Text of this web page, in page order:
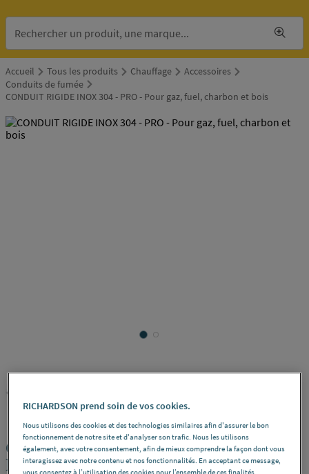
Accueil Tous les produits Chauffage
Accessoires
Conduits de fumée
CONDUIT RIGIDE INOX 304 - PRO - Pour gaz, fuel, charbon et bois
CONDUIT RIGIDE INOX 304 - PRO -
Pour gaz, fuel, charbon et bois
RICHARDSON prend soin de vos cookies.
Nous utilisons des cookies et des technologies similaires afin d'assurer le bon
fonctionnement de notre site et d'analyser son trafic. Nous les utilisons
également, avec votre consentement, afin de mieux comprendre la façon dont vous
interagissez avec notre contenu et nos fonctionnalités. En acceptant ce message,
vous consentez à l’utilisation des cookies pour l’ensemble de ces finalités,